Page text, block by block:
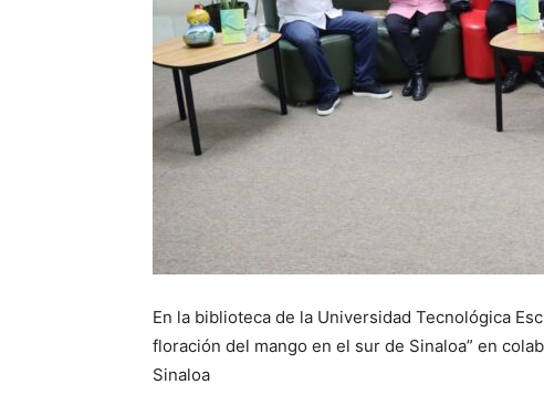
En la biblioteca de la Universidad Tecnológica
floración del mango en el sur de Sinaloa” en
Sinaloa